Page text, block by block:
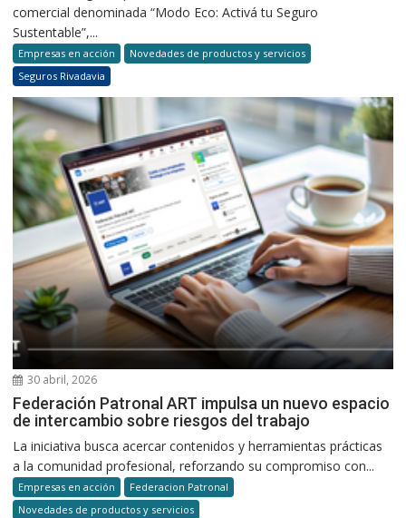
comercial denominada “Modo Eco: Activá tu Seguro
Sustentable”,...
Empresas en acción
Novedades de productos y servicios
Seguros Rivadavia
30 abril, 2026
Federación Patronal ART impulsa un nuevo espacio
de intercambio sobre riesgos del trabajo
La iniciativa busca acercar contenidos y herramientas prácticas
a la comunidad profesional, reforzando su compromiso con...
Empresas en acción
Federacion Patronal
Novedades de productos y servicios